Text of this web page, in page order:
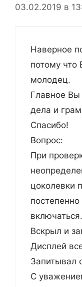
03.02.2019 в
Наверное
потому что
молодец.
Главное Вы
дела и
Спасибо!
Вопрос:
При
цоколевки
включаться.
Вскрыл и
Дисплей
Запитывал
С